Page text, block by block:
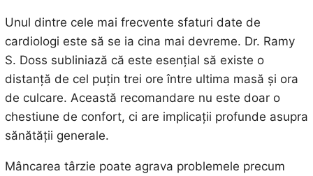
Unul dintre cele mai frecvente sfaturi date de
cardiologi este să se ia cina mai devreme. Dr. Ramy
S. Doss subliniază că este esențial să existe o
distanță de cel puțin trei ore între ultima masă și ora
de culcare. Această recomandare nu este doar o
chestiune de confort, ci are implicații profunde asupra
sănătății generale.
Mâncarea târzie poate agrava problemele precum